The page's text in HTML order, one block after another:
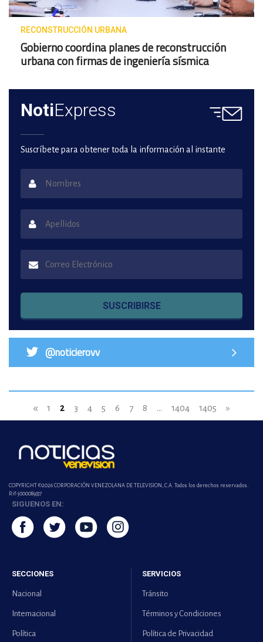
RECONSTRUCCIÓN URBANA
Gobierno coordina planes de reconstrucción
urbana con firmas de ingeniería sísmica
NotiExpress
Suscríbete para obtener toda la información al instante
SUSCRIBIRSE
@noticierovv
« 1 2 3 4 5 6 7 8 ... 1404 1405 »
COPYRIGHT ©2026 CORPORACIÓN VENEZOLANA DE TELEVISION, C.A. Todos los derechos reservados.
Rif-j000089337
SIGUENOS EN:
SECCIONES
Nacional
Internacional
Política
SERVICIOS
Tránsito
Términos y Condiciones
Política de Privacidad